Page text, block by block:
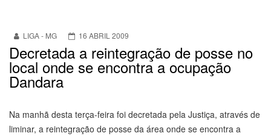
LIGA - MG 16 ABRIL 2009
Decretada a reintegração de posse no
local onde se encontra a ocupação
Dandara
Na manhã desta terça-feira foi decretada pela Justiça, através de
liminar, a reintegração de posse da área onde se encontra a